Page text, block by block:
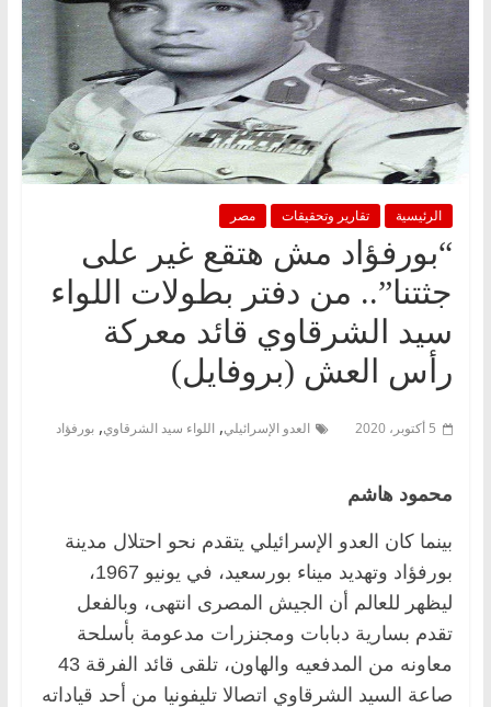
الرئيسية تقارير وتحقيقات مصر
“بورفؤاد مش هتقع غير على
جثتنا”.. من دفتر بطولات اللواء
سيد الشرقاوي قائد معركة
رأس العش (بروفايل)
5 أكتوبر، 2020 العدو الإسرائيلي, اللواء سيد الشرقاوي, بورفؤاد
محمود هاشم
بينما كان العدو الإسرائيلي يتقدم نحو احتلال مدينة
بورفؤاد وتهديد ميناء بورسعيد، في يونيو 1967،
ليظهر للعالم أن الجيش المصرى انتهى، وبالفعل
تقدم بسارية دبابات ومجنزرات مدعومة بأسلحة
معاونه من المدفعيه والهاون، تلقى قائد الفرقة 43
صاعة السيد الشرقاوي اتصالا تليفونيا من أحد قياداته